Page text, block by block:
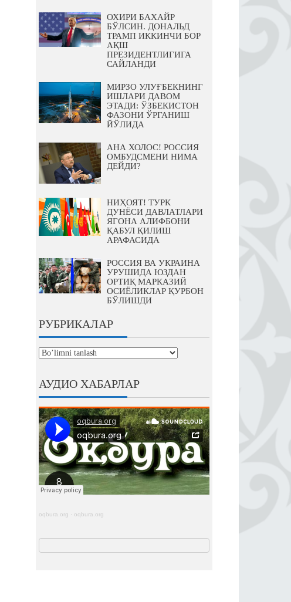
ОХИРИ БАХАЙР
БЎЛСИН. ДОНАЛЬД
ТРАМП ИККИНЧИ БОР
АҚШ
ПРЕЗИДЕНТЛИГИГА
САЙЛАНДИ
МИРЗО УЛУҒБЕКНИНГ
ИШЛАРИ ДАВОМ
ЭТАДИ: ЎЗБЕКИСТОН
ФАЗОНИ ЎРГАНИШ
ЙЎЛИДА
АНА ХОЛОС! РОССИЯ
ОМБУДСМЕНИ НИМА
ДЕЙДИ?
НИҲОЯТ! ТУРК
ДУНЁСИ ДАВЛАТЛАРИ
ЯГОНА АЛИФБОНИ
ҚАБУЛ ҚИЛИШ
АРАФАСИДА
РОССИЯ ВА УКРАИНА
УРУШИДА ЮЗДАН
ОРТИҚ МАРКАЗИЙ
ОСИЁЛИКЛАР ҚУРБОН
БЎЛИШДИ
РУБРИКАЛАР
рубрикалар
АУДИО ХАБАРЛАР
oqbura.org · oqbura.org